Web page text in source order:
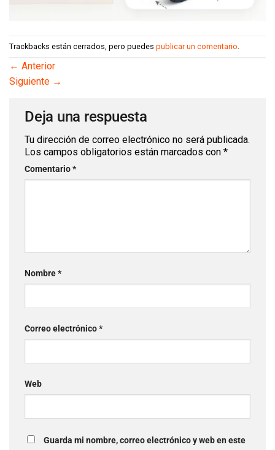
Trackbacks están cerrados, pero puedes publicar un comentario
← Anterior
Siguiente →
Deja una respuesta
Tu dirección de correo electrónico no será publicada.
Los campos obligatorios están marcados con *
Comentario*
Nombre*
Correo electrónico*
Web
Guarda mi nombre, correo electrónico y web en este